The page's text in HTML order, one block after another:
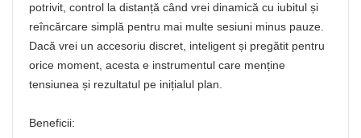
potrivit, control la distanță când vrei dinamică cu iubitul și
reîncărcare simplă pentru mai multe sesiuni minus pauze.
Dacă vrei un accesoriu discret, inteligent și pregătit pentru
orice moment, acesta e instrumentul care menține
tensiunea și rezultatul pe inițialul plan.
Beneficii: